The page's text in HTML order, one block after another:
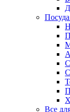
Все